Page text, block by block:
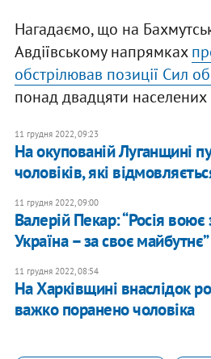
Нагадаємо, що на
Авдіївському напрямках
обстрілював позиції Сил
понад двадцяти населених
11 грудня 2022, 09:23
На окупованій Луганщині
чоловіків, які
11 грудня 2022, 09:00
Валерій Пекар: “Росія
Україна – за своє майбутнє”
11 грудня 2022, 08:54
На Харківщині внаслідок
важко поранено чоловіка